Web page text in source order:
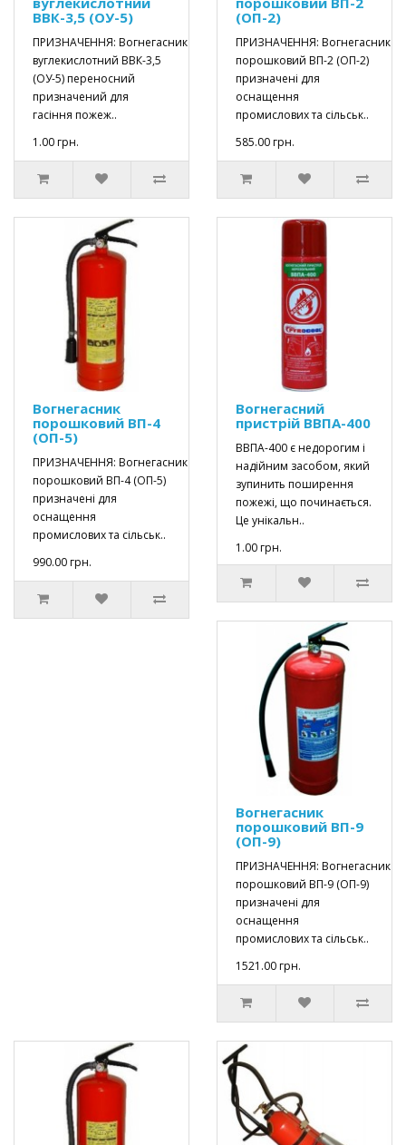
ВВК-3,5 (ОУ-5)
ПРИЗНАЧЕННЯ: Вогнегасник
вуглекислотний ВВК-3,5
(ОУ-5) переносний
призначений для
гасіння пожеж..
1.00 грн.
(ОП-2)
ПРИЗНАЧЕННЯ: Вогнегасник
порошковий ВП-2 (ОП-2)
призначені для
оснащення
промислових та сільськ..
585.00 грн.
Вогнегасник
порошковий ВП-4
(ОП-5)
ПРИЗНАЧЕННЯ: Вогнегасник
порошковий ВП-4 (ОП-5)
призначені для
оснащення
промислових та сільськ..
990.00 грн.
Вогнегасний
пристрій ВВПА-400
ВВПА-400 є недорогим і
надійним засобом, який
зупинить поширення
пожежі, що починається.
Це унікальн..
1.00 грн.
Вогнегасник
порошковий ВП-9
(ОП-9)
ПРИЗНАЧЕННЯ: Вогнегасник
порошковий ВП-9 (ОП-9)
призначені для
оснащення
промислових та сільськ..
1521.00 грн.